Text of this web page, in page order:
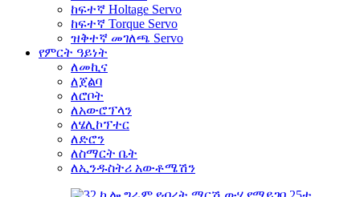
ከፍተኛ Holtage Servo
ከፍተኛ Torque Servo
ዝቅተኛ መገለጫ Servo
የምርት ዓይነት
ለመኪና
ለጀልባ
ለሮቦት
ለአውሮፕላን
ለሄሊኮፕተር
ለድሮን
ለስማርት ቤት
ለኢንዱስትሪ አውቶሜሽን